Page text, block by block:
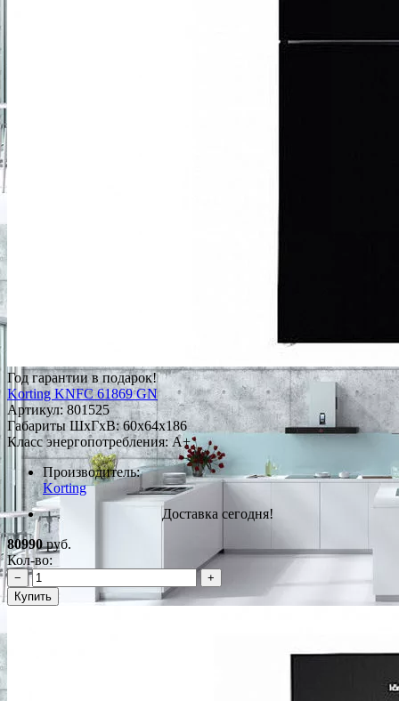
Год гарантии в подарок!
Korting KNFC 61869 GN
Артикул: 801525
Габариты ШxГxВ: 60x64x186
Класс энергопотребления: A+
Производитель:
Korting
Доставка сегодня!
80990руб.
Кол-во:
−
+
Купить